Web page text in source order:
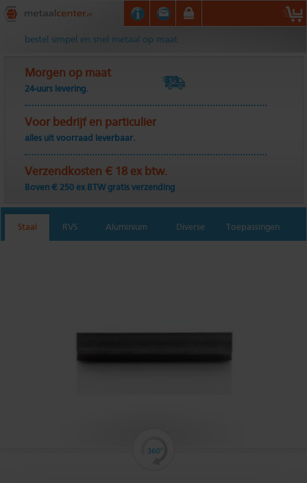
Metaalcenter.nl
bestel simpel en snel metaal op maat
Morgen op maat
24-uurs levering.
Voor bedrijf en particulier
alles uit voorraad leverbaar.
Verzendkosten € 18 ex btw.
Boven € 250 ex BTW gratis verzending
Staal RVS Aluminium Diverse Toepassingen